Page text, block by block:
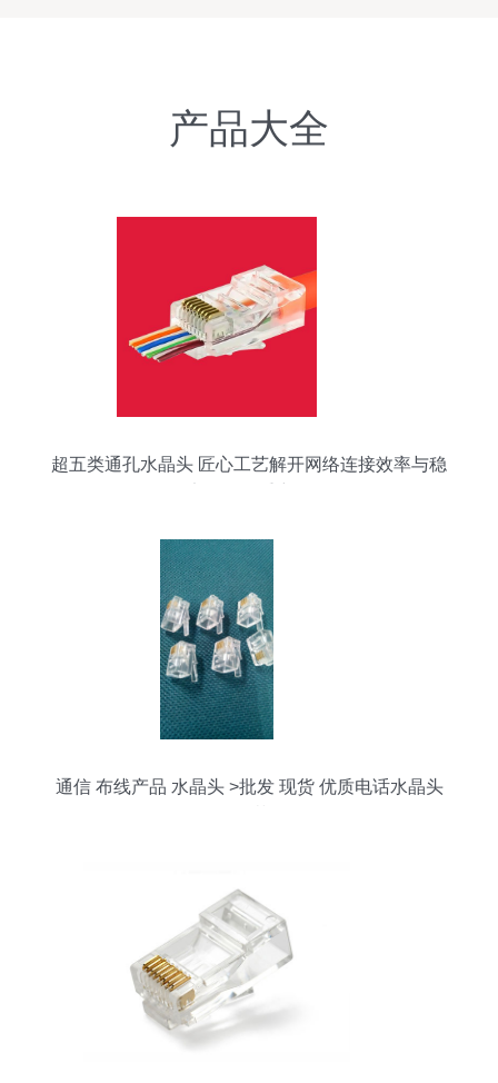
产品大全
超五类通孔水晶头 匠心工艺解开网络连接效率与稳
通信 布线产品 水晶头 >批发 现货 优质电话水晶头